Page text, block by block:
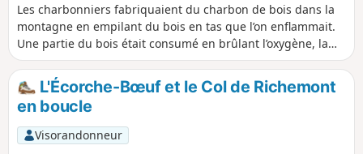
Les charbonniers fabriquaient du charbon de bois dans la
montagne en empilant du bois en tas que l’on enflammait.
Une partie du bois était consumé en brûlant l’oxygène, la
chaleur du bois transformait alors le reste du bois en
charbon. Cette opération était réalisée directement en forêt
au plus près de la ressource. Les forêts de la Michaille
comme de nombreuses autres forêts françaises
fournissaient ce charbon utilisé jusqu’au milieu du XXe
siècle pour se chauffer et faire la cuisine.
L'Écorche-Bœuf et le Col de Richemont
en boucle
Visorandonneur